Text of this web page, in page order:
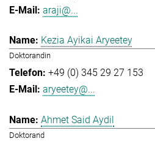
araji@...
Kezia Ayikai Aryeetey
Doktorandin
+49 (0) 345 29 27 153
aryeetey@...
Ahmet Said Aydil
Doktorand